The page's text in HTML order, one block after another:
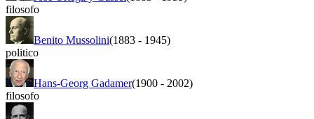
filosofo
Benito Mussolini(1883 - 1945)
politico
Hans-Georg Gadamer(1900 - 2002)
filosofo